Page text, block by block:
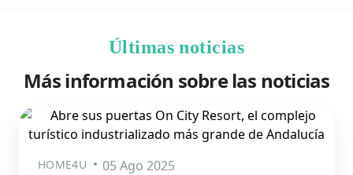
Últimas noticias
Más información sobre las noticias
HOME4U 05 Ago 2025